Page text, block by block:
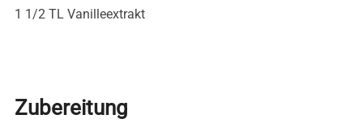
1 1/2 TL Vanilleextrakt
Zubereitung